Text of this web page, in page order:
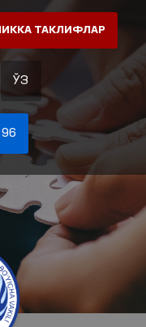
ТАКЛИФЛАР
ЎЗ